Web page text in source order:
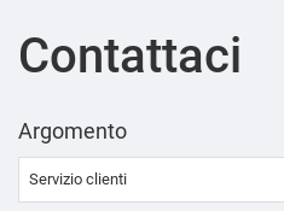
Contattaci
Argomento